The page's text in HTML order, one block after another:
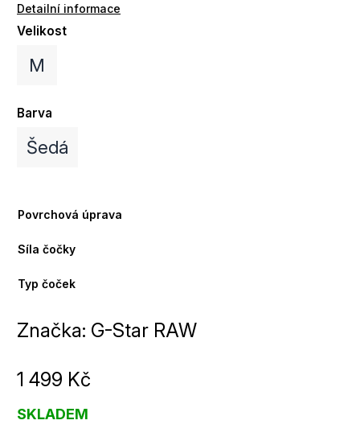
Detailní informace
Velikost
M
Barva
Šedá
Povrchová úprava
Síla čočky
Typ čoček
Značka: G-Star RAW
1 499 Kč
SKLADEM